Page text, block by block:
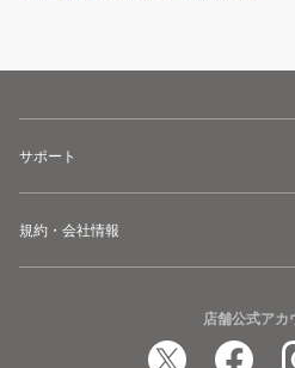
サポート
規約・会社情報
店舗公式アカ